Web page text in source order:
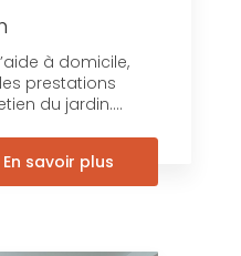
à domicile,
prestations
du jardin....
En savoir plus